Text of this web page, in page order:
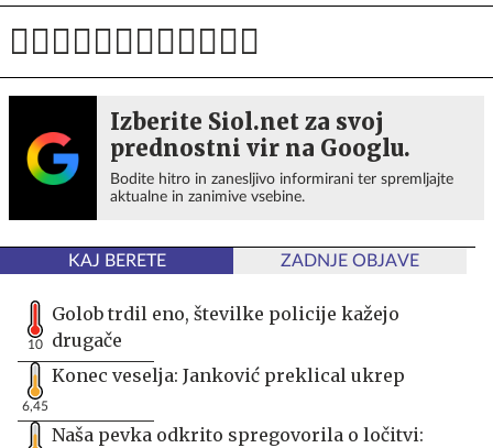
Izberite Siol.net za svoj
prednostni vir na Googlu.
Bodite hitro in zanesljivo informirani ter spremljajte
aktualne in zanimive vsebine.
KAJ BERETE ZADNJE OBJAVE
10
Golob trdil eno, številke policije kažejo
drugače
6,45
Konec veselja: Janković preklical ukrep
Naša pevka odkrito spregovorila o ločitvi: